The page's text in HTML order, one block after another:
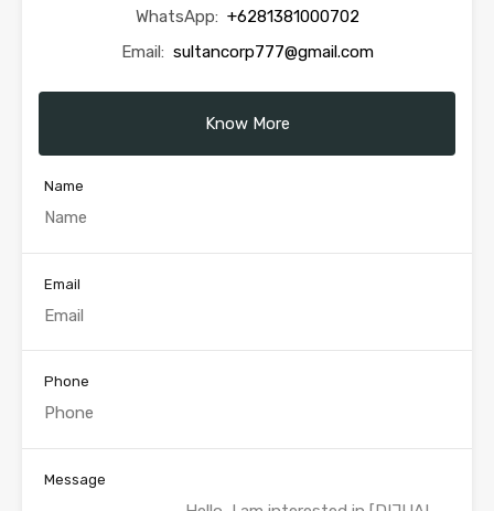
WhatsApp: +6281381000702
Email: sultancorp777@gmail.com
Know More
Name
Email
Phone
Message